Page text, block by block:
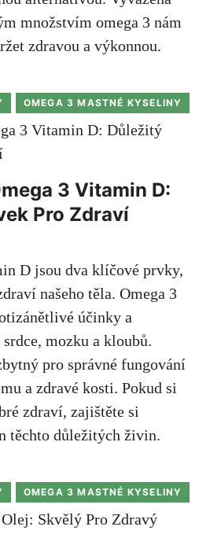
množstvím omega 3 nám
zdravou a výkonnou.
OMEGA 3 MASTNÉ KYSELINY
3 Vitamin D:
Pro Zdraví
D jsou dva klíčové prvky,
našeho těla. Omega 3
účinky a
mozku a kloubů.
pro správné fungování
a zdravé kosti. Pokud si
zdraví, zajištěte si
těchto důležitých živin.
OMEGA 3 MASTNÉ KYSELINY